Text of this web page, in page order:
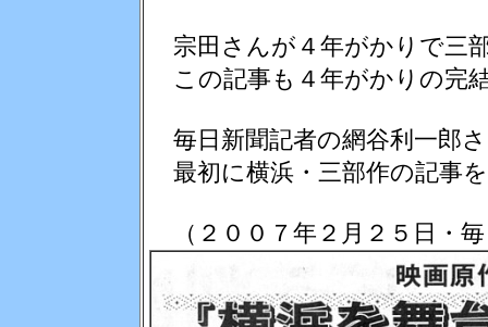
宗田さんが４年がかりで三
この記事も４年がかりの完
毎日新聞記者の網谷利一郎
最初に横浜・三部作の記事
（２００７年２月２５日・